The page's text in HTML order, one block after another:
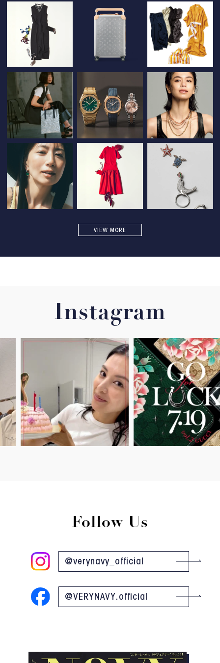
VIEW MORE
Instagram
Follow Us
@verynavy_official
@VERYNAVY.official